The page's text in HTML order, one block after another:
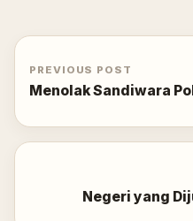
PREVIOUS POST
Menolak Sandiwara
Negeri yang